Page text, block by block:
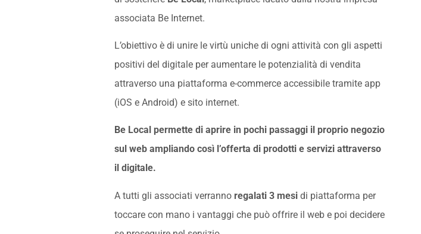
associata Be Internet.
L’obiettivo è di unire le virtù uniche di ogni attività con gli aspetti
positivi del digitale per aumentare le potenzialità di vendita
attraverso una piattaforma e-commerce accessibile tramite app
(iOS e Android) e sito internet.
Be Local permette di aprire in pochi passaggi il proprio negozio
sul web ampliando così l’offerta di prodotti e servizi attraverso
il digitale.
A tutti gli associati verranno regalati 3 mesi di piattaforma per
toccare con mano i vantaggi che può offrire il web e poi decidere